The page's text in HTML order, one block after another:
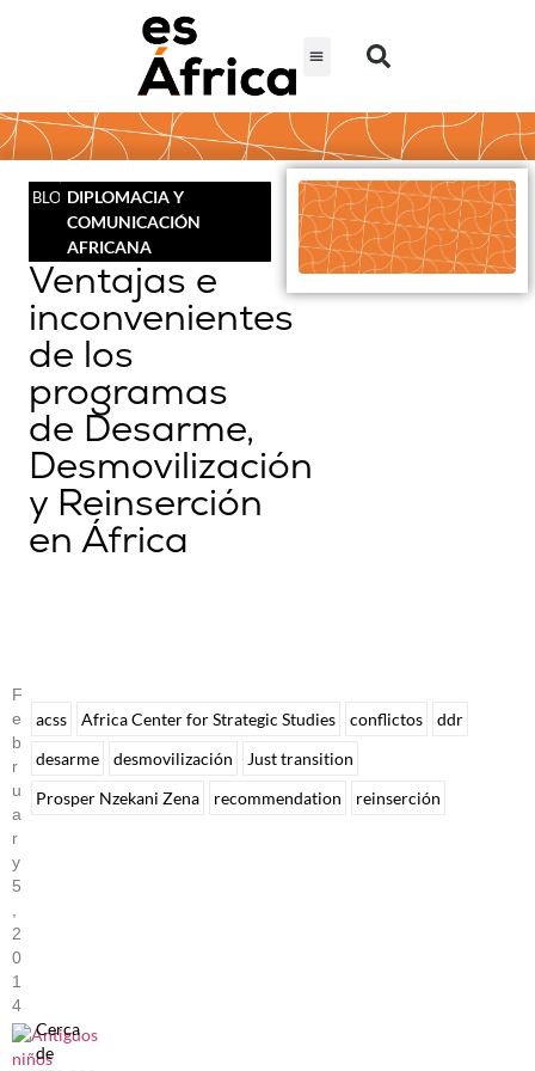
BLOGDIPLOMACIA Y
COMUNICACIÓN
AFRICANA
Ventajas e
inconvenientes
de los
programas
de Desarme,
Desmovilización
y Reinserción
en África
F
E
B
R
U
A
R
Y
5
2
0
1
4
Cerca
de
acss Africa Center for Strategic Studies conflictos
ddr
desarme
desmovilización
Just transition
Prosper Nzekani Zena
recommendation reinserción